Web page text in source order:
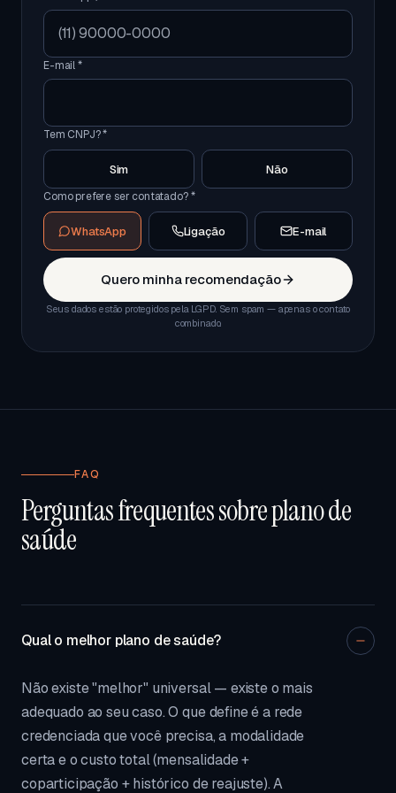
E-mail *
Tem CNPJ? *
Sim Não
Como prefere ser contatado? *
WhatsApp Ligação E-mail
Quero minha recomendação
Seus dados estão protegidos pela LGPD. Sem spam — apenas o contato
combinado.
FAQ
Perguntas frequentes sobre plano de
saúde
Qual o melhor plano de saúde?
Não existe "melhor" universal — existe o mais
adequado ao seu caso. O que define é a rede
credenciada que você precisa, a modalidade
certa e o custo total (mensalidade +
coparticipação + histórico de reajuste). A